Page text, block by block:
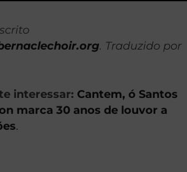
. Traduzido por
interessar: Cantem, ó Santos
marca 30 anos de louvor a
.